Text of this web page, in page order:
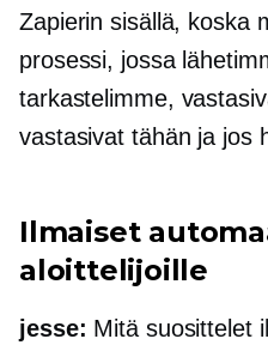
Zapierin sisällä, koska
prosessi, jossa
tarkastelimme,
vastasivat tähän ja jos
Ilmaiset
aloittelijoille
jesse: Mitä suosittelet